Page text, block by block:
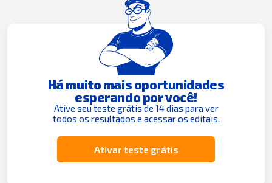
Há muito mais oportunidades
esperando por você!
Ative seu teste grátis de 14 dias para ver
todos os resultados e acessar os editais.
Ativar teste grátis